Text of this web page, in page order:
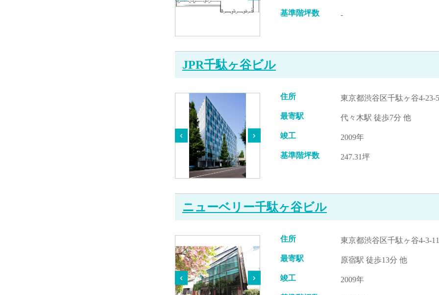
基準階坪数 -
JPR千駄ヶ谷ビル
住所 東京都渋谷区千駄ヶ谷4-23-5
最寄駅 代々木駅 徒歩7分 他
竣工 2009年
基準階坪数 247.31坪
ニューベリー千駄ヶ谷ビル
住所 東京都渋谷区千駄ヶ谷4-3-11
最寄駅 原宿駅 徒歩13分 他
竣工 2009年